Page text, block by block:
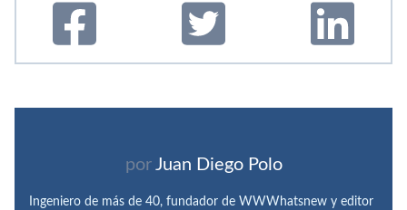
por Juan Diego Polo
Ingeniero de más de 40, fundador de WWWhatsnew y editor